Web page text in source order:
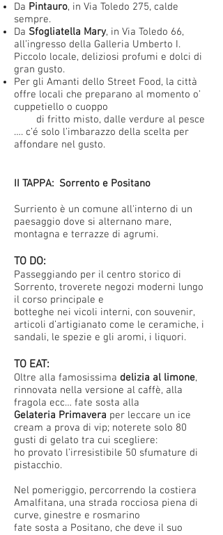
Da Pintauro, in Via Toledo 275, calde
sempre.
Da Sfogliatella Mary, in Via Toledo 66,
all’ingresso della Galleria Umberto I.
Piccolo locale, deliziosi profumi e dolci di
gran gusto.
Per gli Amanti dello Street Food, la città
offre locali che preparano al momento o’
cuppetiello o cuoppo
di fritto misto, dalle verdure al pesce
…. c’é solo l’imbarazzo della scelta per
affondare nel gusto.
II TAPPA: Sorrento e Positano
Surriento è un comune all'interno di un
paesaggio dove si alternano mare,
montagna e terrazze di agrumi.
TO DO:
Passeggiando per il centro storico di
Sorrento, troverete negozi moderni lungo
il corso principale e
botteghe nei vicoli interni, con souvenir,
articoli d’artigianato come le ceramiche, i
sandali, le spezie e gli aromi, i liquori.
TO EAT:
Oltre alla famosissima delizia al limone,
rinnovata nella versione al caffè, alla
fragola ecc… fate sosta alla
Gelateria Primavera per leccare un ice
cream a prova di vip; noterete solo 80
gusti di gelato tra cui scegliere:
ho provato l’irresistibile 50 sfumature di
pistacchio.
Nel pomeriggio, percorrendo la costiera
Amalfitana, una strada rocciosa piena di
curve, ginestre e rosmarino
fate sosta a Positano, che deve il suo